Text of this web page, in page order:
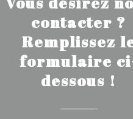
contacter ?
Remplissez
formulaire
dessous !